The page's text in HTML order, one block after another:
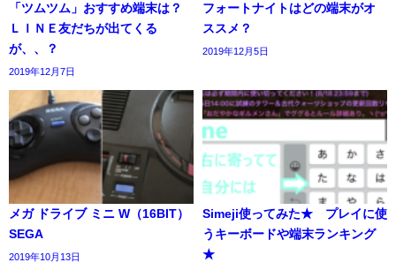
「ツムツム」おすすめ端末は？
ＬＩＮＥ友だちが出てくる
が、、？
2019年12月7日
フォートナイトはどの端末がオ
ススメ？
2019年12月5日
メガ ドライブ ミニ W（16BIT）
SEGA
2019年10月13日
Simeji使ってみた★ プレイに使
うキーボードや端末ランキング
★